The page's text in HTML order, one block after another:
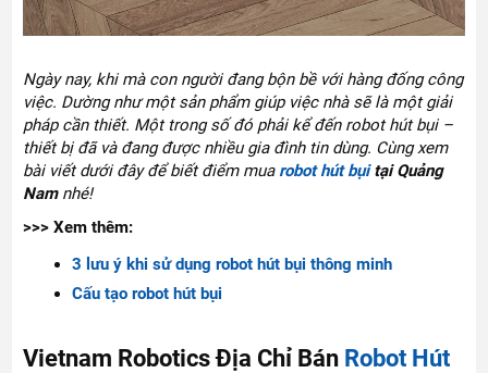
Ngày nay, khi mà con người đang bộn bề với hàng đống công
việc. Dường như một sản phẩm giúp việc nhà sẽ là một giải
pháp cần thiết. Một trong số đó phải kể đến robot hút bụi –
thiết bị đã và đang được nhiều gia đình tin dùng. Cùng xem
bài viết dưới đây để biết điểm mua robot hút bụitại Quảng
Namnhé!
>>> Xem thêm:
3 lưu ý khi sử dụng robot hút bụi thông minh
Cấu tạo robot hút bụi
Vietnam Robotics Địa Chỉ Bán Robot Hút